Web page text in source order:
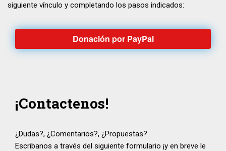
siguiente vínculo y completando los pasos indicados:
Donación por PayPal
¡Contactenos!
¿Dudas?, ¿Comentarios?, ¿Propuestas?
Escribanos a través del siguiente formulario ¡y en breve le